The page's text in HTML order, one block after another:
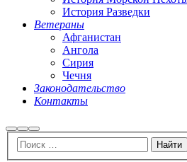
История Разведки
Ветераны
Афганистан
Ангола
Сирия
Чечня
Законодательство
Контакты
НайтиБольше
информации
Главное
меню